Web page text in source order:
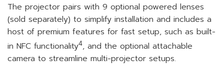
The projector pairs with 9 optional powered lenses
(sold separately) to simplify installation and includes a
host of premium features for fast setup, such as built-
in NFC functionality4, and the optional attachable
camera to streamline multi-projector setups.